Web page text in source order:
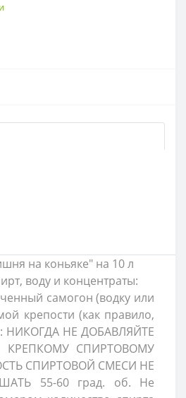
на коньяке" на 10 л
воду и концентраты:
самогон (водку или
крепости (как правило,
НИКОГДА НЕ ДОБАВЛЯЙТЕ
КРЕПКОМУ СПИРТОВОМУ
СПИРТОВОЙ СМЕСИ НЕ
55-60 град. об. Не